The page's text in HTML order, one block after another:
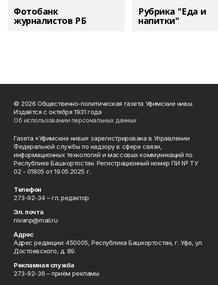
Фотобанк
журналистов РБ
Рубрика "Еда и
напитки"
© 2026 Общественно-политическая газета Уфимские нивы.
Издаётся с октября 1931 года
Об использовании персональных данных
Газета «Уфимские нивы» зарегистрирована в Управлении
Федеральной службы по надзору в сфере связи,
информационных технологий и массовых коммуникаций по
Республике Башкортостан. Регистрационный номер ПИ № ТУ
02 - 01805 от 19.05.2025 г.
Телефон
273-92-34 – гл. редактор
Эл. почта
nivanp@mail.ru
Адрес
Адрес редакции: 450005, Республика Башкортостан, г. Уфа, ул.
Достоевского, д. 89.
Рекламная служба
273-92-36 – приём рекламы